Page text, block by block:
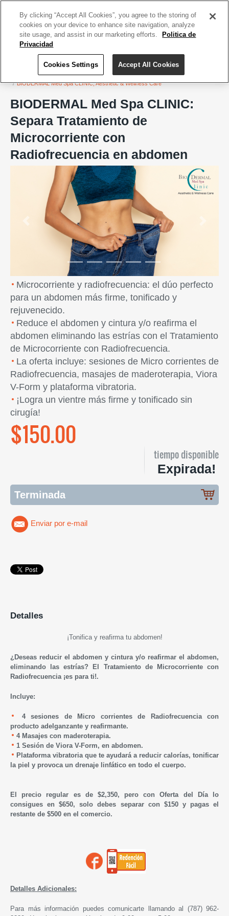
Salud y Belleza
BIODERMAL Med Spa CLINIC, Aesthetic & Wellness Care
BIODERMAL Med Spa CLINIC:
Separa Tratamiento de
Microcorriente con
Radiofrecuencia en abdomen
Previous
Microcorriente y radiofrecuencia: el dúo perfecto
para un abdomen más firme, tonificado y
rejuvenecido.
Reduce el abdomen y cintura y/o reafirma el
abdomen eliminando las estrías con el Tratamiento
de Microcorriente con Radiofrecuencia.
La oferta incluye: sesiones de Micro corrientes de
Radiofrecuencia, masajes de maderoterapia, Viora
V-Form y plataforma vibratoria.
¡Logra un vientre más firme y tonificado sin
cirugía!
$150.00
tiempo disponible
Expirada!
Terminada
Enviar por e-mail
Detalles
¡Tonifica y reafirma tu abdomen!
¿Deseas reducir el abdomen y cintura y/o reafirmar el abdomen,
eliminando las estrías? El Tratamiento de Microcorriente con
Radiofrecuencia ¡es para ti!.
Incluye:
4 sesiones de Micro corrientes de Radiofrecuencia con
producto adelganzante y reafirmante.
4 Masajes con maderoterapia.
1 Sesión de Viora V-Form, en abdomen.
Plataforma vibratoria que te ayudará a reducir calorías, tonificar
la piel y provoca un drenaje linfático en todo el cuerpo.
El precio regular es de $2,350, pero con Oferta del Día lo
consigues en $650, solo debes separar con $150 y pagas el
restante de $500 en el comercio.
Detalles Adicionales:
Para más información puedes comunicarte llamando al (787) 962-
By clicking “Accept All Cookies”, you agree to the storing of
cookies on your device to enhance site navigation, analyze
site usage, and assist in our marketing efforts.
Politica de
Privacidad
Cookies Settings Accept All Cookies